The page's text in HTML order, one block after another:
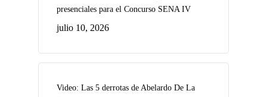
presenciales para el Concurso SENA IV
julio 10, 2026
Video: Las 5 derrotas de Abelardo De La